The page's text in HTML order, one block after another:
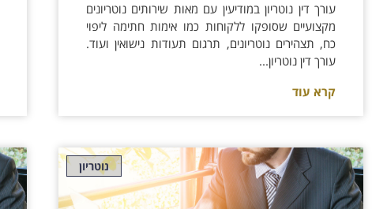
עורך דין נוטריון במודיעין עם מאות שירותים נוטריונים
מקצועיים שסופקו ללקוחות כמו אימות חתימה ליפוי
כח, תצהירים נוטריונים, תרגום תעודות נישואין ועוד.
עורך דין נוטריון...
קרא עוד
נוטריון